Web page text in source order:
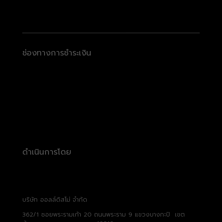
ช่องทางการชำระเงิน
ดำเนินการโดย
บริษัท ออลล์ดิสโม่ จำกัด
362/1 ซอยพระรามเก้า 20 ถนนพระราม 9 แขวงบางกะปิ เขต